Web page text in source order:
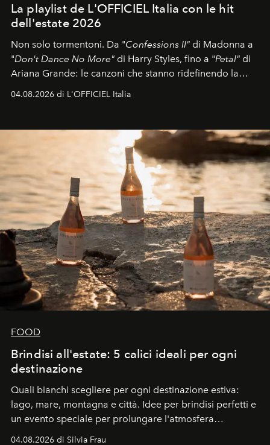
La playlist de L'OFFICIEL Italia con le hit
dell'estate 2026
Non solo tormentoni. Da "Confessions II" di Madonna a
"Don't Dance No More" di Harry Styles, fino a "Petal" di
Ariana Grande: le canzoni che stanno ridefinendo la
colonna sonora della stagione.
04.08.2026 di L'OFFICIEL Italia
FOOD
Brindisi all'estate: 5 calici ideali per ogni
destinazione
Quali bianchi scegliere per ogni destinazione estiva:
lago, mare, montagna e città. Idee per brindisi perfetti e
un evento speciale per prolungare l'atmosfera
04.08.2026 di Silvia Frau